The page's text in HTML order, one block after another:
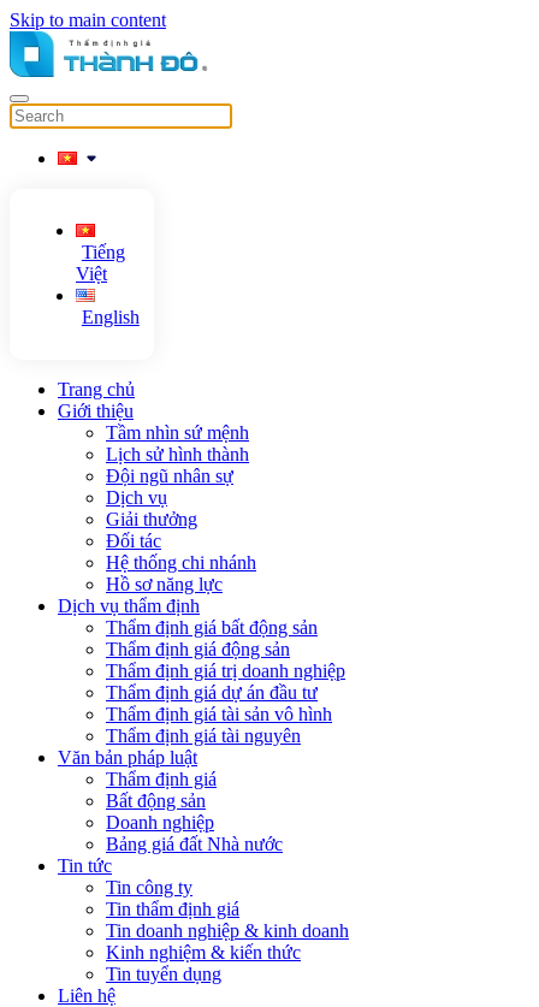
Skip to main content
Tiếng
Việt
English
Trang chủ
Giới thiệu
Tầm nhìn sứ mệnh
Lịch sử hình thành
Đội ngũ nhân sự
Dịch vụ
Giải thưởng
Đối tác
Hệ thống chi nhánh
Hồ sơ năng lực
Dịch vụ thẩm định
Thẩm định giá bất động sản
Thẩm định giá động sản
Thẩm định giá trị doanh nghiệp
Thẩm định giá dự án đầu tư
Thẩm định giá tài sản vô hình
Thẩm định giá tài nguyên
Văn bản pháp luật
Thẩm định giá
Bất động sản
Doanh nghiệp
Bảng giá đất Nhà nước
Tin tức
Tin công ty
Tin thẩm định giá
Tin doanh nghiệp & kinh doanh
Kinh nghiệm & kiến thức
Tin tuyển dụng
Liên hệ